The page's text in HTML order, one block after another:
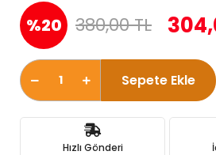
%20 380,00 TL
Sepete Ekle
Hızlı Gönderi